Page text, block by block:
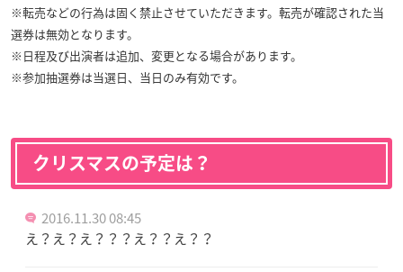
※転売などの行為は固く禁止させていただきます。転売が確認された当
選券は無効となります。
※日程及び出演者は追加、変更となる場合があります。
※参加抽選券は当選日、当日のみ有効です。
クリスマスの予定は？
2016.11.30 08:45
え？え？え？？？え？？え？？